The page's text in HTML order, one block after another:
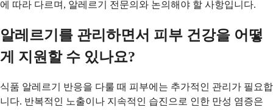
에 따라 다르며, 알레르기 전문의와 논의해야 할 사항입니다.
알레르기를 관리하면서 피부 건강을 어떻
게 지원할 수 있나요?
식품 알레르기 반응을 다룰 때 피부에는 추가적인 관리가 필요합
니다. 반복적인 노출이나 지속적인 습진으로 인한 만성 염증은